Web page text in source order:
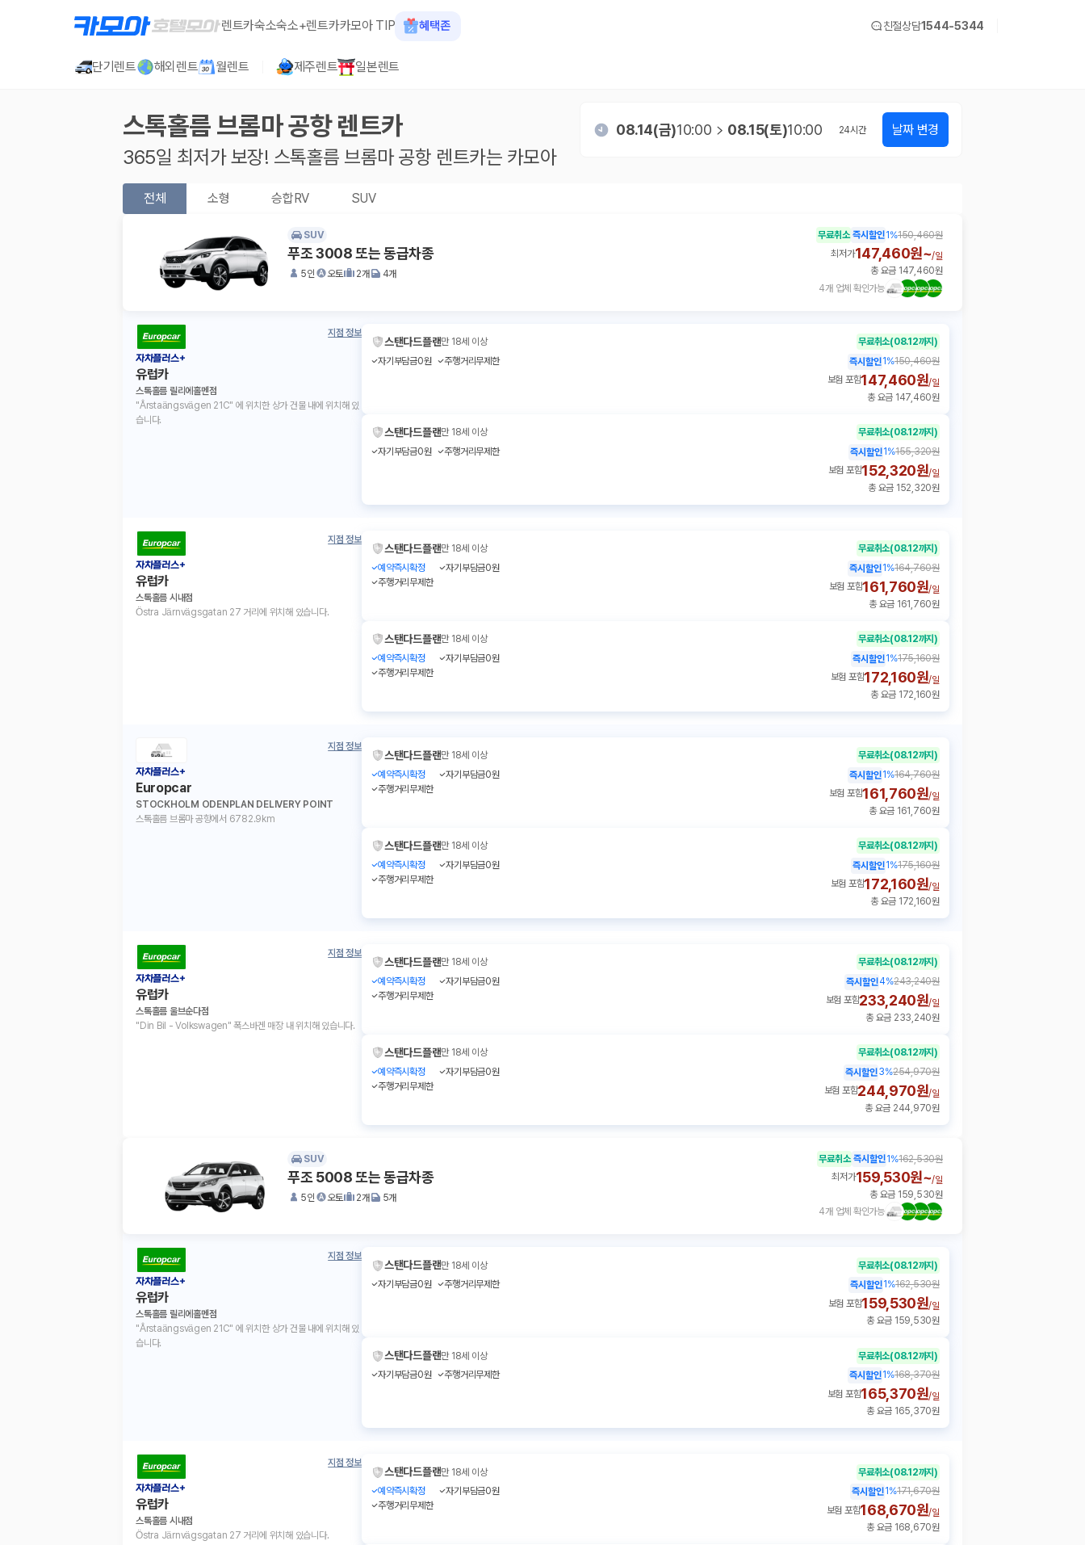
렌트카숙소숙소+렌트카카모아 TIP 혜택존 친절상담1544-5344
단기렌트 해외렌트 월렌트 제주렌트 일본렌트
스톡홀름 브롬마 공항렌트카
365일 최저가 보장! 스톡홀름 브롬마 공항 렌트카는 카모아
08.14(금)10:00 08.15(토)10:00 24시간 날짜 변경
전체 소형 승합RV SUV
SUV
푸조 3008 또는 동급차종
5인 오토 2개
4개
4개 업체 확인가능
무료취소 즉시할인1 %150,460원
최저가147,460원~/일
총 요금 147,460원
지점 정보
자차플러스+
유럽카
스톡홀름 릴리에홀멘점
"Årstaängsvägen 21C" 에 위치한 상가 건물 내에 위치해 있
습니다.
스탠다드플랜만 18세 이상 무료취소(08.12까지)
자기부담금0원
주행거리무제한 즉시할인1%150,460원
보험 포함147,460원/일
총 요금 147,460원
스탠다드플랜만 18세 이상 무료취소(08.12까지)
자기부담금0원
주행거리무제한 즉시할인1%155,320원
보험 포함152,320원/일
총 요금 152,320원
지점 정보
자차플러스+
유럽카
스톡홀름 시내점
Östra Järnvägsgatan 27 거리에 위치해 있습니다.
스탠다드플랜만 18세 이상 무료취소(08.12까지)
예약즉시확정
자기부담금0원
주행거리무제한
즉시할인1%164,760원
보험 포함161,760원/일
총 요금 161,760원
스탠다드플랜만 18세 이상 무료취소(08.12까지)
예약즉시확정
자기부담금0원
주행거리무제한
즉시할인1%175,160원
보험 포함172,160원/일
총 요금 172,160원
지점 정보
자차플러스+
Europcar
STOCKHOLM ODENPLAN DELIVERY POINT
스톡홀름 브롬마 공항에서 6782.9km
스탠다드플랜만 18세 이상 무료취소(08.12까지)
예약즉시확정
자기부담금0원
주행거리무제한
즉시할인1%164,760원
보험 포함161,760원/일
총 요금 161,760원
스탠다드플랜만 18세 이상 무료취소(08.12까지)
예약즉시확정
자기부담금0원
주행거리무제한
즉시할인1%175,160원
보험 포함172,160원/일
총 요금 172,160원
지점 정보
자차플러스+
유럽카
스톡홀름 울브순다점
"Din Bil - Volkswagen" 폭스바겐 매장 내 위치해 있습니다.
스탠다드플랜만 18세 이상 무료취소(08.12까지)
예약즉시확정
자기부담금0원
주행거리무제한
즉시할인4%243,240원
보험 포함233,240원/일
총 요금 233,240원
스탠다드플랜만 18세 이상 무료취소(08.12까지)
예약즉시확정
자기부담금0원
주행거리무제한
즉시할인3%254,970원
보험 포함244,970원/일
총 요금 244,970원
SUV
푸조 5008 또는 동급차종
5인 오토 2개
5개
4개 업체 확인가능
무료취소 즉시할인1%162,530원
최저가159,530원~/일
총 요금 159,530원
지점 정보
자차플러스+
유럽카
스톡홀름 릴리에홀멘점
"Årstaängsvägen 21C" 에 위치한 상가 건물 내에 위치해 있
습니다.
스탠다드플랜만 18세 이상 무료취소(08.12까지)
자기부담금0원
주행거리무제한 즉시할인1 %162,530원
보험 포함159,530원/일
총 요금 159,530원
스탠다드플랜만 18세 이상 무료취소(08.12까지)
자기부담금0원
주행거리무제한 즉시할인1 %168,370원
보험 포함165,370원/일
총 요금 165,370원
지점 정보
자차플러스+
유럽카
스톡홀름 시내점
Östra Järnvägsgatan 27 거리에 위치해 있습니다.
스탠다드플랜만 18세 이상 무료취소(08.12까지)
예약즉시확정
자기부담금0원
주행거리무제한
즉시할인1 %171,670원
보험 포함168,670원/일
총 요금 168,670원